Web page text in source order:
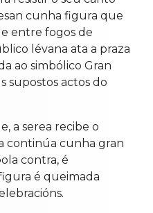
cunha figura que
entre fogos de
lévana ata a praza
ao simbólico Gran
supostos actos do
a serea recibe o
continúa cunha gran
contra, é
é queimada